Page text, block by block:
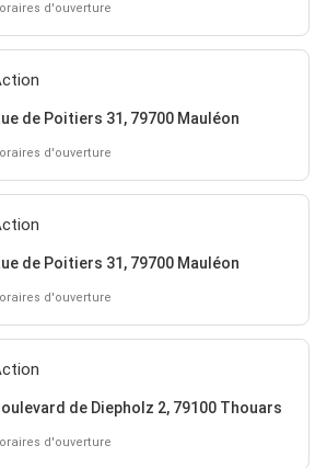
d'ouverture
de Poitiers 31, 79700 Mauléon
d'ouverture
de Poitiers 31, 79700 Mauléon
d'ouverture
de Diepholz 2, 79100 Thouars
d'ouverture